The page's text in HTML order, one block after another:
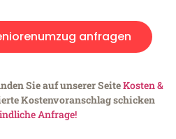
anfragen
Sie auf unserer SeiteKosten &
Kostenvoranschlag schicken
Anfrage!